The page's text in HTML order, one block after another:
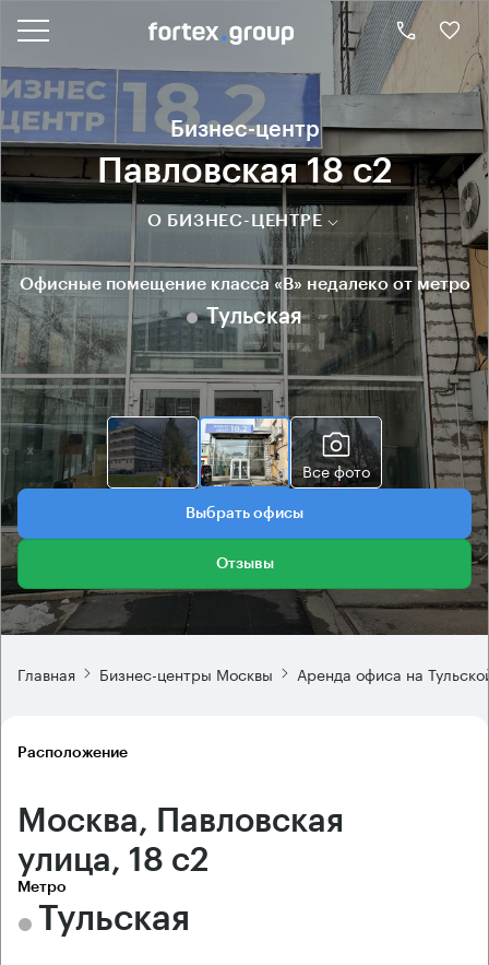
Бизнес-центр
Павловская 18 с2
О БИЗНЕС-ЦЕНТРЕ
Офисные помещение класса «B» недалеко от метро
Тульская
Все фото
Выбрать офисы
Отзывы
Главная Бизнес-центры Москвы Аренда офиса на
Расположение
Москва, Павловская
улица, 18 с2
Метро
Тульская